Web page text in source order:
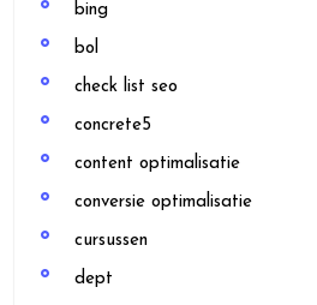
bing
bol
check list seo
concrete5
content optimalisatie
conversie optimalisatie
cursussen
dept